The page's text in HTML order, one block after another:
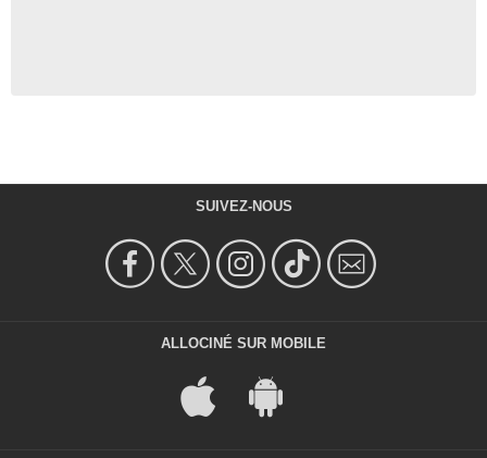
SUIVEZ-NOUS
ALLOCINÉ SUR MOBILE